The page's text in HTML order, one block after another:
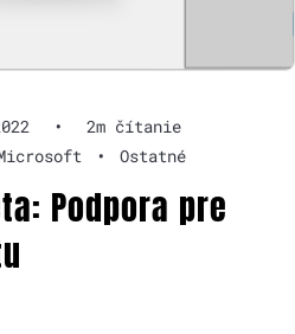
•
2m čítanie
• Ostatné
Podpora pre